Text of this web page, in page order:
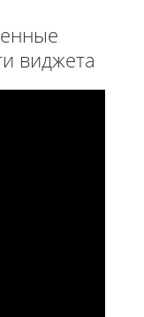
виджета